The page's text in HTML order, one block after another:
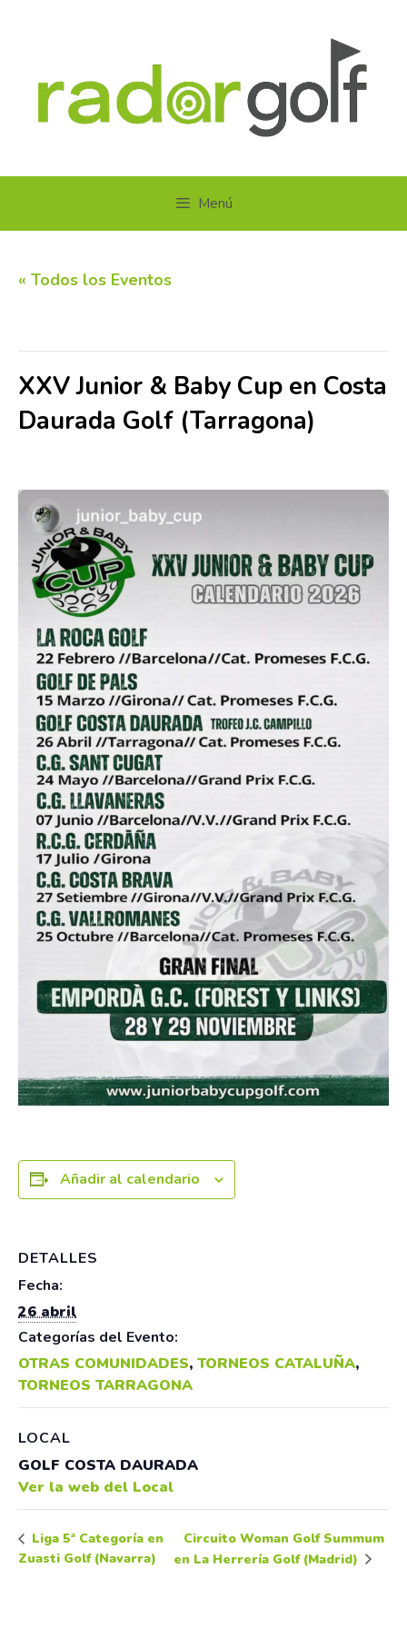
Menú
« Todos los Eventos
XXV Junior & Baby Cup en Costa
Daurada Golf (Tarragona)
Añadir al calendario
DETALLES
Fecha:
26 abril
Categorías del Evento:
OTRAS COMUNIDADES, TORNEOS CATALUÑA,
TORNEOS TARRAGONA
LOCAL
GOLF COSTA DAURADA
Ver la web del Local
Liga 5ª Categoría en
Zuasti Golf (Navarra)
Circuito Woman Golf Summum
en La Herrería Golf (Madrid)